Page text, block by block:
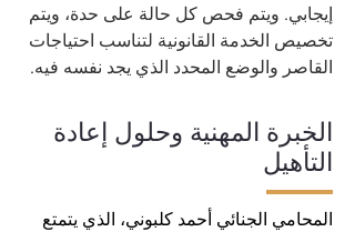
إيجابي. ويتم فحص كل حالة على حدة، ويتم
تخصيص الخدمة القانونية لتناسب احتياجات
القاصر والوضع المحدد الذي يجد نفسه فيه.
الخبرة المهنية وحلول إعادة
التأهيل
المحامي الجنائي أحمد كلبوني، الذي يتمتع